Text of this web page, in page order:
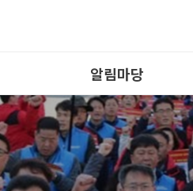
알림마당
공지사항
노조일정
성명/논평/보도/소식지